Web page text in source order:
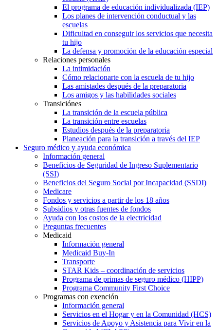
El programa de educación individualizada (IEP)
Los planes de intervención conductual y las
escuelas
Dificultad en conseguir los servicios que necesita
tu hijo
La defensa y promoción de la educación especial
Relaciones personales
La intimidación
Cómo relacionarte con la escuela de tu hijo
Las amistades después de la preparatoria
Los amigos y las habilidades sociales
Transiciónes
La transición de la escuela pública
La transición entre escuelas
Estudios después de la preparatoria
Planeación para la transición a través del IEP
Seguro médico y ayuda económica
Información general
Beneficios de Seguridad de Ingreso Suplementario
(SSI)
Beneficios del Seguro Social por Incapacidad (SSDI)
Medicare
Fondos y servicios a partir de los 18 años
Subsidios y otras fuentes de fondos
Ayuda con los costos de la electricidad
Preguntas frecuentes
Medicaid
Información general
Medicaid Buy-In
Transporte
STAR Kids – coordinación de servicios
Programa de primas de seguro médico (HIPP)
Programa Community First Choice
Programas con exención
Información general
Servicios en el Hogar y en la Comunidad (HCS)
Servicios de Apoyo y Asistencia para Vivir en la